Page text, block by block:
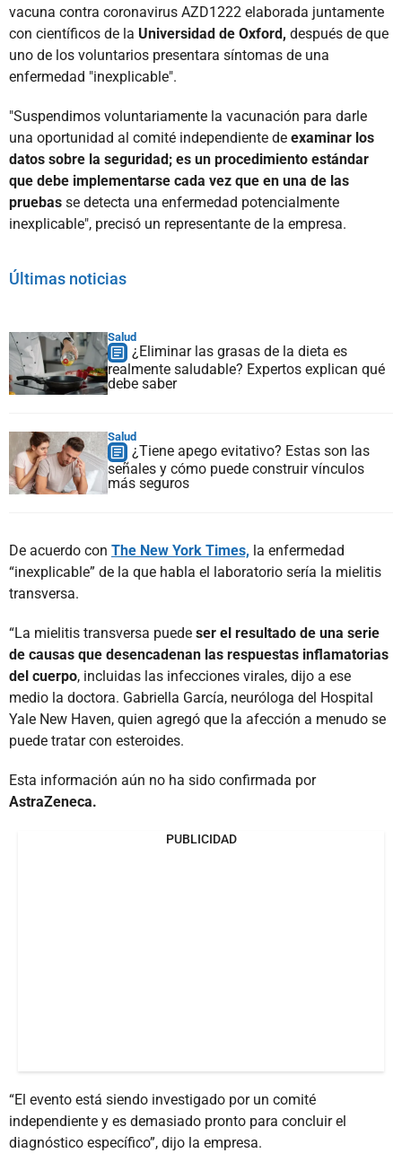
vacuna contra coronavirus AZD1222 elaborada juntamente
con científicos de la Universidad de Oxford, después de que
uno de los voluntarios presentara síntomas de una
enfermedad "inexplicable".
"Suspendimos voluntariamente la vacunación para darle
una oportunidad al comité independiente de examinar los
datos sobre la seguridad; es un procedimiento estándar
que debe implementarse cada vez que en una de las
pruebas se detecta una enfermedad potencialmente
inexplicable", precisó un representante de la empresa.
Últimas noticias
Salud
¿Eliminar las grasas de la dieta es
realmente saludable? Expertos explican qué
debe saber
Salud
¿Tiene apego evitativo? Estas son las
señales y cómo puede construir vínculos
más seguros
De acuerdo con The New York Times, la enfermedad
“inexplicable” de la que habla el laboratorio sería la mielitis
transversa.
“La mielitis transversa puede ser el resultado de una serie
de causas que desencadenan las respuestas inflamatorias
del cuerpo, incluidas las infecciones virales, dijo a ese
medio la doctora. Gabriella García, neuróloga del Hospital
Yale New Haven, quien agregó que la afección a menudo se
puede tratar con esteroides.
Esta información aún no ha sido confirmada por
AstraZeneca.
PUBLICIDAD
“El evento está siendo investigado por un comité
independiente y es demasiado pronto para concluir el
diagnóstico específico”, dijo la empresa.